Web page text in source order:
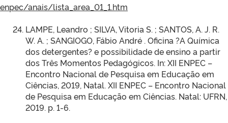
enpec/anais/lista_area_01_1.htm
LAMPE, Leandro ; SILVA, Vitoria S. ; SANTOS, A. J. R.
W. A. ; SANGIOGO, Fábio André . Oficina ?A Química
dos detergentes? e possibilidade de ensino a partir
dos Três Momentos Pedagógicos. In: XII ENPEC –
Encontro Nacional de Pesquisa em Educação em
Ciências, 2019, Natal. XII ENPEC – Encontro Nacional
de Pesquisa em Educação em Ciências. Natal: UFRN,
2019. p. 1-6.